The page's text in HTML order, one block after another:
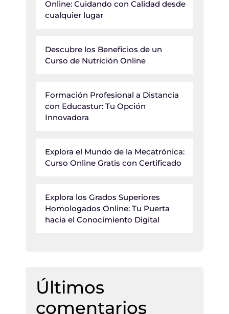
Online: Cuidando con Calidad desde
cualquier lugar
Descubre los Beneficios de un
Curso de Nutrición Online
Formación Profesional a Distancia
con Educastur: Tu Opción
Innovadora
Explora el Mundo de la Mecatrónica:
Curso Online Gratis con Certificado
Explora los Grados Superiores
Homologados Online: Tu Puerta
hacia el Conocimiento Digital
Últimos
comentarios